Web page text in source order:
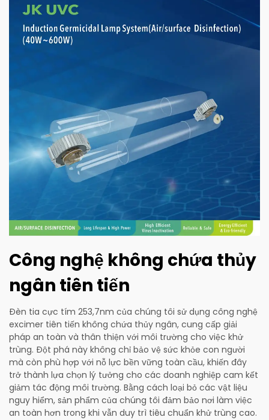
Công nghệ không chứa thủy
ngân tiên tiến
Đèn tia cực tím 253,7nm của chúng tôi sử dụng công nghệ
excimer tiên tiến không chứa thủy ngân, cung cấp giải
pháp an toàn và thân thiện với môi trường cho việc khử
trùng. Đột phá này không chỉ bảo vệ sức khỏe con người
mà còn phù hợp với nỗ lực bền vững toàn cầu, khiến đây
trở thành lựa chọn lý tưởng cho các doanh nghiệp cam kết
giảm tác động môi trường. Bằng cách loại bỏ các vật liệu
nguy hiểm, sản phẩm của chúng tôi đảm bảo nơi làm việc
an toàn hơn trong khi vẫn duy trì tiêu chuẩn khử trùng cao.